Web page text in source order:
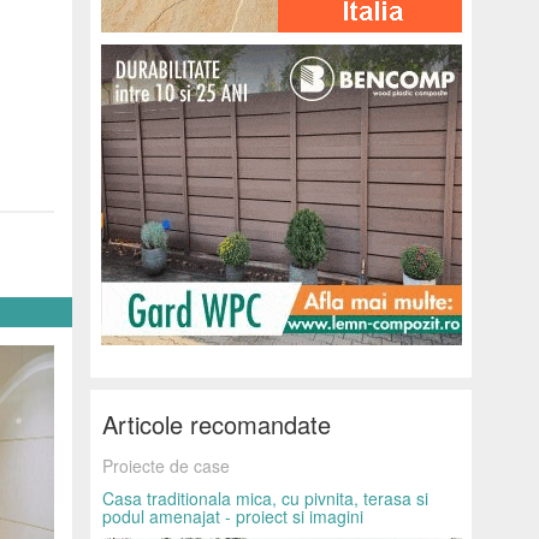
Articole recomandate
Proiecte de case
Casa traditionala mica, cu pivnita, terasa si
podul amenajat - proiect si imagini